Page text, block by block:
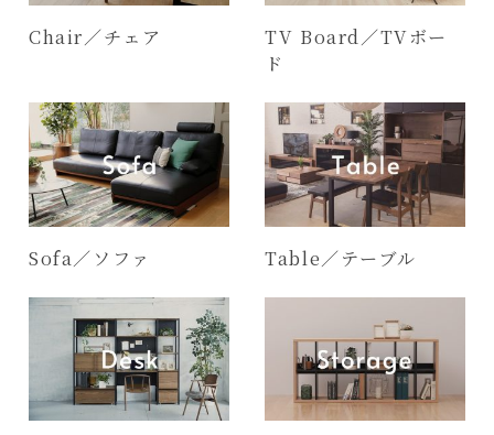
Chair／チェア
TV Board／TVボー
ド
Sofa／ソファ Table／テーブル